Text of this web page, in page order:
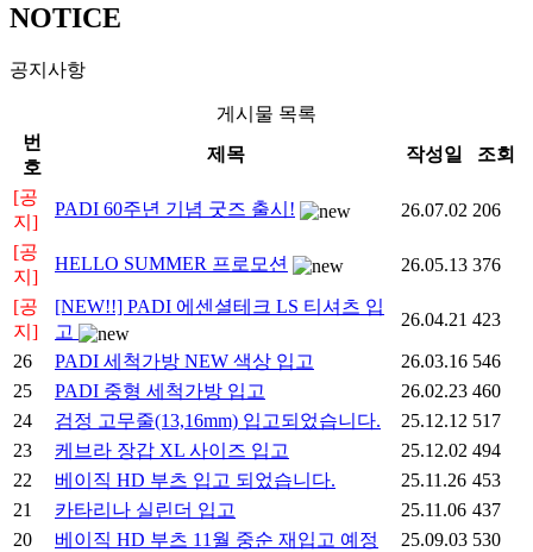
NOTICE
공지사항
게시물 목록
번
호
제목 작성일 조회
[공
지]
PADI 60주년 기념 굿즈 출시! 26.07.02 206
[공
지]
HELLO SUMMER 프로모션 26.05.13 376
[공
지]
[NEW!!] PADI 에센셜테크 LS 티셔츠 입
고
26.04.21 423
26 PADI 세척가방 NEW 색상 입고 26.03.16 546
25
PADI 중형 세척가방 입고 26.02.23 460
24
검정 고무줄(13,16mm) 입고되었습니다. 25.12.12 517
23
케브라 장갑 XL 사이즈 입고 25.12.02 494
22
베이직 HD 부츠 입고 되었습니다. 25.11.26 453
21
카타리나 실린더 입고 25.11.06 437
20
베이직 HD 부츠 11월 중순 재입고 예정 25.09.03 530